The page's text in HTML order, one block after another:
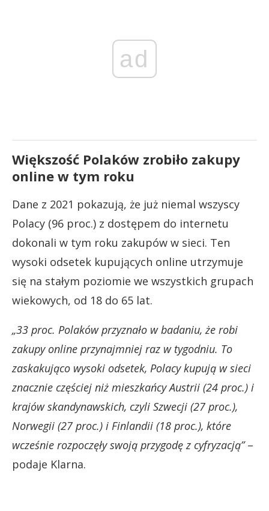
ad
Większość Polaków zrobiło zakupy
online w tym roku
Dane z 2021 pokazują, że już niemal wszyscy
Polacy (96 proc.) z dostępem do internetu
dokonali w tym roku zakupów w sieci. Ten
wysoki odsetek kupujących online utrzymuje
się na stałym poziomie we wszystkich grupach
wiekowych, od 18 do 65 lat.
„33 proc. Polaków przyznało w badaniu, że robi
zakupy online przynajmniej raz w tygodniu. To
zaskakująco wysoki odsetek, Polacy kupują w sieci
znacznie częściej niż mieszkańcy Austrii (24 proc.) i
krajów skandynawskich, czyli Szwecji (27 proc.),
Norwegii (27 proc.) i Finlandii (18 proc.), które
wcześnie rozpoczęły swoją przygodę z cyfryzacją”–
podaje Klarna.